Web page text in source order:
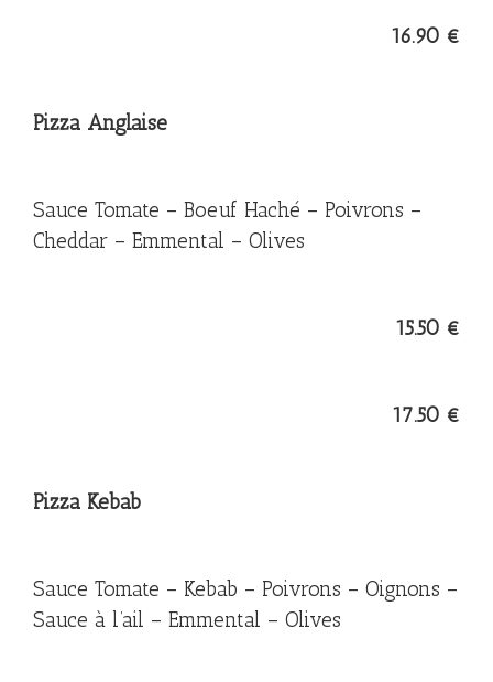
16.90 €
Pizza Anglaise
Sauce Tomate – Boeuf Haché – Poivrons –
Cheddar – Emmental – Olives
15.50 €
17.50 €
Pizza Kebab
Sauce Tomate – Kebab – Poivrons – Oignons –
Sauce à l’ail – Emmental – Olives